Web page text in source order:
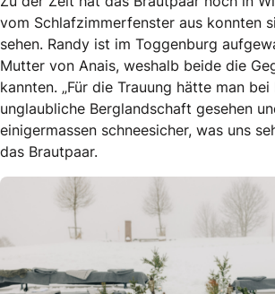
vom Schlafzimmerfenster aus konnten
sehen. Randy ist im Toggenburg
Mutter von Anais, weshalb beide die
kannten. „Für die Trauung hätte man
unglaubliche Berglandschaft gesehen
einigermassen schneesicher, was uns
das Brautpaar.